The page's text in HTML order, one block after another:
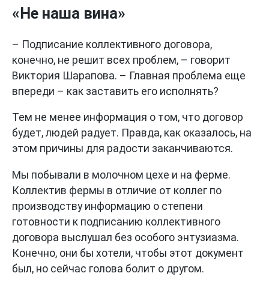
«Не наша вина»
– Подписание коллективного договора,
конечно, не решит всех проблем, – говорит
Виктория Шарапова. – Главная проблема еще
впереди – как заставить его исполнять?
Тем не менее информация о том, что договор
будет, людей радует. Правда, как оказалось, на
этом причины для радости заканчиваются.
Мы побывали в молочном цехе и на ферме.
Коллектив фермы в отличие от коллег по
производству информацию о степени
готовности к подписанию коллективного
договора выслушал без особого энтузиазма.
Конечно, они бы хотели, чтобы этот документ
был, но сейчас голова болит о другом.